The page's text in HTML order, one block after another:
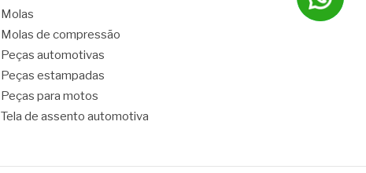
Molas
Molas de compressão
Peças automotivas
Peças estampadas
Peças para motos
Tela de assento automotiva